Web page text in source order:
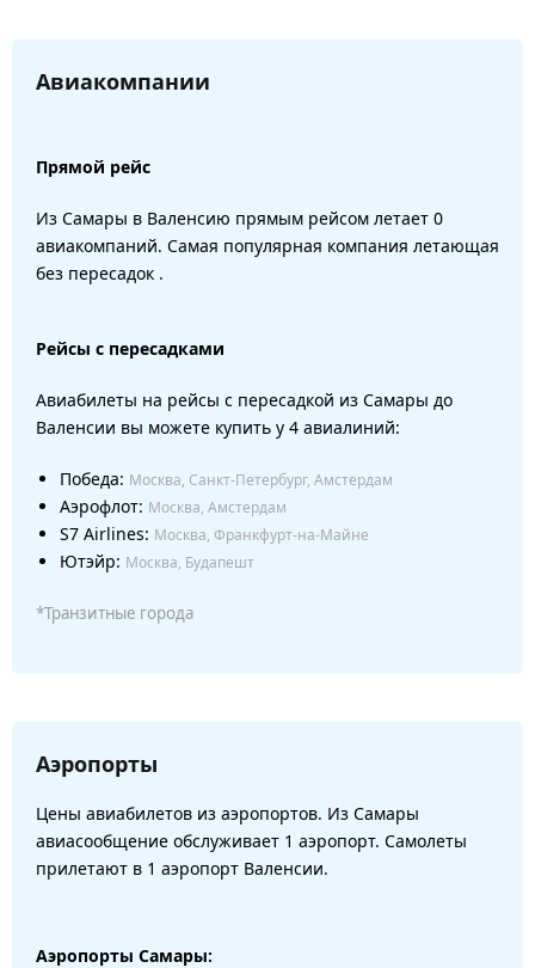
Авиакомпании
Прямой рейс
Из Самары в Валенсию прямым рейсом летает 0
авиакомпаний. Самая популярная компания летающая
без пересадок .
Рейсы с пересадками
Авиабилеты на рейсы с пересадкой из Самары до
Валенсии вы можете купить у 4 авиалиний:
Победа: Москва, Санкт-Петербург, Амстердам
Аэрофлот: Москва, Амстердам
S7 Airlines: Москва, Франкфурт-на-Майне
Ютэйр: Москва, Будапешт
*Транзитные города
Аэропорты
Цены авиабилетов из аэропортов. Из Самары
авиасообщение обслуживает 1 аэропорт. Самолеты
прилетают в 1 аэропорт Валенсии.
Аэропорты Самары: